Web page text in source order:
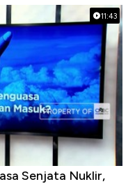
11:43
Senjata Nuklir,